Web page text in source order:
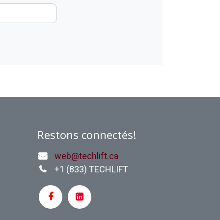
Restons connectés!
web@techlift.ca
+1 (833) TECHLIFT